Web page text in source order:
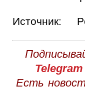
Источник:
Telegram
Есть